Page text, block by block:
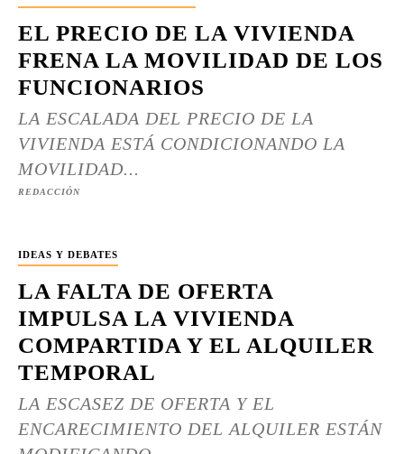
EL PRECIO DE LA VIVIENDA
FRENA LA MOVILIDAD DE LOS
FUNCIONARIOS
LA ESCALADA DEL PRECIO DE LA
VIVIENDA ESTÁ CONDICIONANDO LA
MOVILIDAD...
REDACCIÓN
IDEAS Y DEBATES
LA FALTA DE OFERTA
IMPULSA LA VIVIENDA
COMPARTIDA Y EL ALQUILER
TEMPORAL
LA ESCASEZ DE OFERTA Y EL
ENCARECIMIENTO DEL ALQUILER ESTÁN